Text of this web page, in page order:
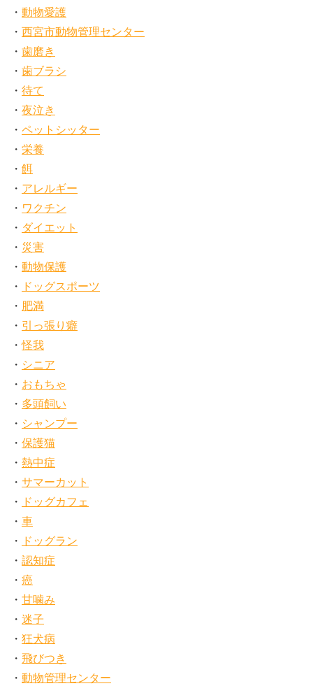
動物愛護
西宮市動物管理センター
歯磨き
歯ブラシ
待て
夜泣き
ペットシッター
栄養
餌
アレルギー
ワクチン
ダイエット
災害
動物保護
ドッグスポーツ
肥満
引っ張り癖
怪我
シニア
おもちゃ
多頭飼い
シャンプー
保護猫
熱中症
サマーカット
ドッグカフェ
車
ドッグラン
認知症
癌
甘噛み
迷子
狂犬病
飛びつき
動物管理センター